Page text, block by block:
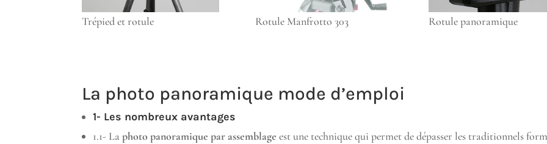
Trépied et rotule Rotule Manfrotto 303 Rotule panoramique
La photo panoramique mode d’emploi
1- Les nombreux avantages
1.1- Laphoto panoramique par assemblage est une technique qui permet de dépasser les traditionnels